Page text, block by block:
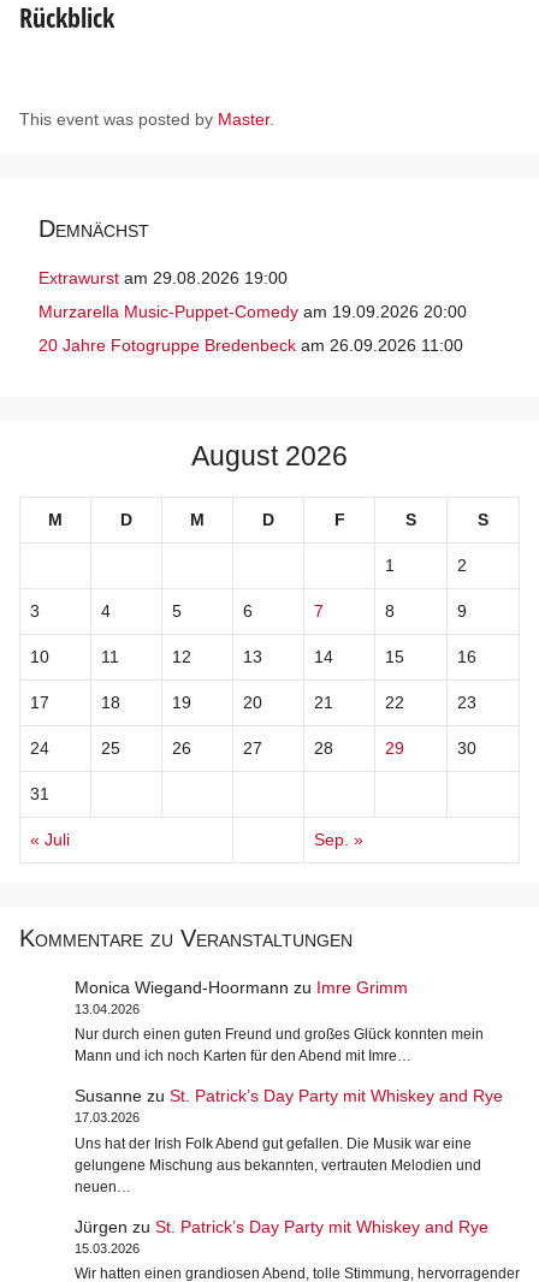
Rückblick
This event was posted by Master.
Demnächst
Extrawurst am 29.08.2026 19:00
Murzarella Music-Puppet-Comedy am 19.09.2026 20:00
20 Jahre Fotogruppe Bredenbeck am 26.09.2026 11:00
August 2026
M D M D F S S
1 2
3 4 5 6 7 8 9
10 11 12 13 14 15 16
17 18 19 20 21 22 23
24 25 26 27 28 29 30
31
« Juli Sep. »
Kommentare zu Veranstaltungen
Monica Wiegand-Hoormann zu Imre Grimm
13.04.2026
Nur durch einen guten Freund und großes Glück konnten mein
Mann und ich noch Karten für den Abend mit Imre…
Susannezu St. Patrick’s Day Party mit Whiskey and Rye
17.03.2026
Uns hat der Irish Folk Abend gut gefallen. Die Musik war eine
gelungene Mischung aus bekannten, vertrauten Melodien und
neuen…
Jürgen zu St. Patrick’s Day Party mit Whiskey and Rye
15.03.2026
Wir hatten einen grandiosen Abend, tolle Stimmung, hervorragender